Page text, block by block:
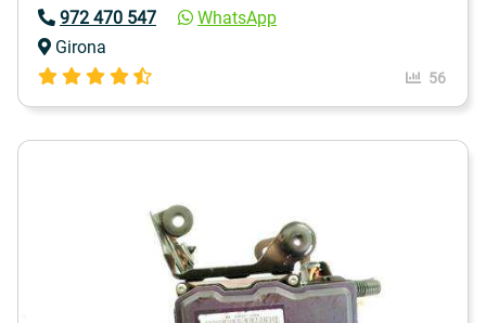
972 470 547
WhatsApp
Girona
56